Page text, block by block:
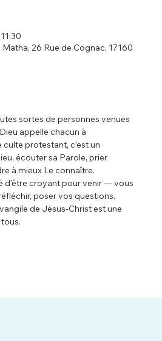
26 Rue de Cognac, 17160
sortes de personnes venues
appelle chacun à
culte protestant, c’est un
écouter sa Parole, prier
à mieux Le connaître.
d'être croyant pour venir — vous
poser vos questions.
de Jésus-Christ est une